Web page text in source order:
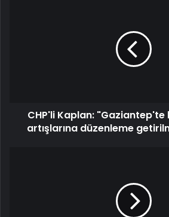
CHP'li Kaplan:
artışlarına düzenleme